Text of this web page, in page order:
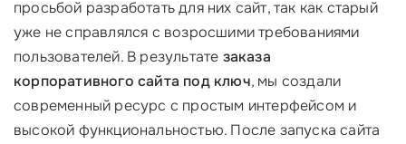
просьбой разработать для них сайт, так как старый
уже не справлялся с возросшими требованиями
пользователей. В результате заказа
корпоративного сайта под ключ, мы создали
современный ресурс с простым интерфейсом и
высокой функциональностью. После запуска сайта